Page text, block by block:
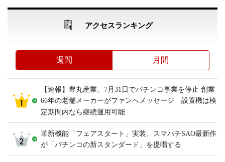
アクセスランキング
週間 月間
【速報】豊丸産業、7月31日でパチンコ事業を停止 創業
66年の老舗メーカーがファンへメッセージ 設置機は検
定期間内なら継続運用可能
革新機能「フェアスタート」実装、スマパチSAO最新作
が「パチンコの新スタンダード」を提唱する